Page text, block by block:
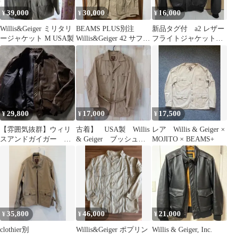
¥39,000
Willis&Geiger ミリタリ
ージャケット M USA製
¥30,000
BEAMS PLUS別注
Willis&Geiger 42 サファ
リジャケット
¥16,000
新品タグ付 a2 レザー
フライトジャケット
willis&geiger
¥29,800
【雰囲気抜群】ウィリ
スアンドガイガー フ
ライトジャケット A-2
42 USA製
¥ 17,000
古着】 USA製 Willis
& Geiger ブッシュ
ジャケット (387
¥ 17,500
レア Willis & Geiger ×
MOJITO × BEAMS+
¥35,800
clothier別
¥46,000
Willis&Geiger ポプリン
¥21,000
Willis & Geiger, Inc.